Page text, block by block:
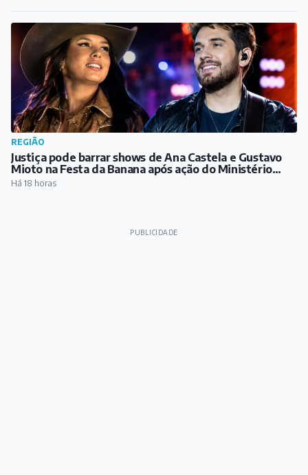
REGIÃO
Justiça pode barrar shows de Ana Castela e Gustavo
Mioto na Festa da Banana após ação do Ministério
Público
Há 18 horas
PUBLICIDADE